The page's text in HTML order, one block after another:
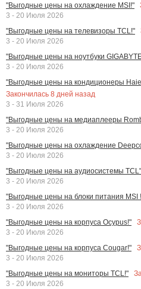
"Выгодные цены на охлаждение MSI!"
3 - 20 Июля 2026
"Выгодные цены на телевизоры TCL!"
3 - 20 Июля 2026
"Выгодные цены на ноутбуки
3 - 20 Июля 2026
"Выгодные цены на кондиционеры
Закончилась 8 дней назад
3 - 31 Июля 2026
"Выгодные цены на медиаплееры
3 - 20 Июля 2026
"Выгодные цены на охлаждение
3 - 20 Июля 2026
"Выгодные цены на аудиосистемы TCL"
3 - 20 Июля 2026
"Выгодные цены на блоки питания MSI
3 - 20 Июля 2026
"Выгодные цены на корпуса Ocypus!"
3 - 20 Июля 2026
"Выгодные цены на корпуса Cougar!"
3 - 20 Июля 2026
"Выгодные цены на мониторы TCL!"
3 - 20 Июля 2026